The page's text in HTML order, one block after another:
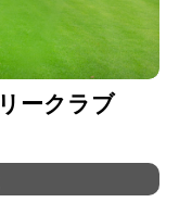
ークラブ